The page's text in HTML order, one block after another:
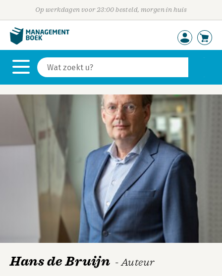
Op werkdagen voor 23:00 besteld, morgen in huis
Hans de Bruijn - Auteur